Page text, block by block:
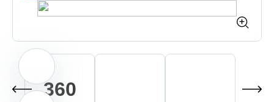
Весь каталог
Контакты
Доставка
360